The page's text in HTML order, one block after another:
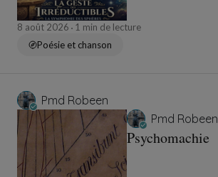
8 août 2026
1 min de lecture
Poésie et chanson
Pmd Robeen
Pmd Robeen
Psychomachie